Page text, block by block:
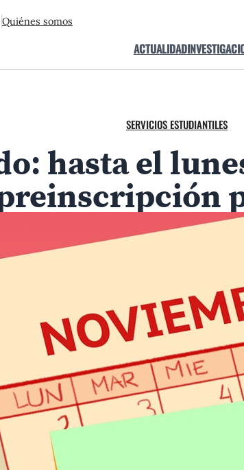
Quiénes somos
ACTUALIDAD
SERVICIOS ESTUDIANTILES
hasta el